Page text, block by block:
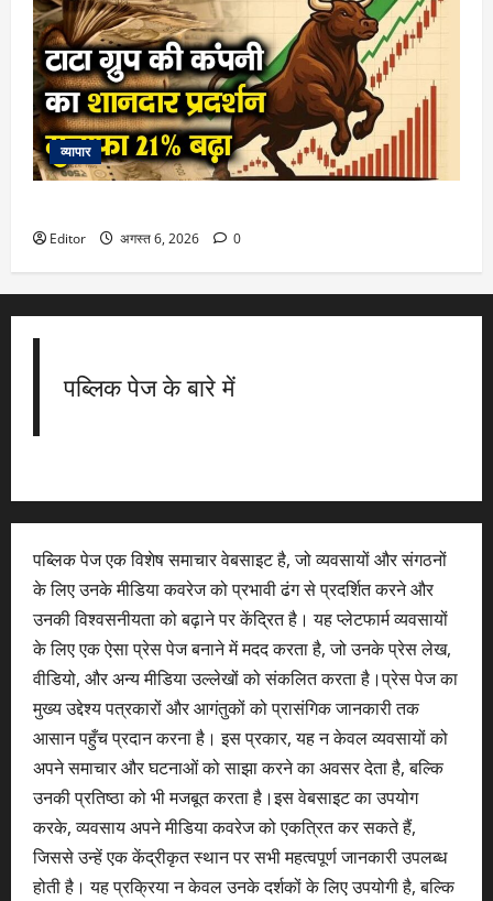
व्यापार
Editor अगस्त 6, 2026 0
पब्लिक पेज के बारे में
पब्लिक पेज एक विशेष समाचार वेबसाइट है, जो व्यवसायों और संगठनों
के लिए उनके मीडिया कवरेज को प्रभावी ढंग से प्रदर्शित करने और
उनकी विश्वसनीयता को बढ़ाने पर केंद्रित है। यह प्लेटफार्म व्यवसायों
के लिए एक ऐसा प्रेस पेज बनाने में मदद करता है, जो उनके प्रेस लेख,
वीडियो, और अन्य मीडिया उल्लेखों को संकलित करता है।प्रेस पेज का
मुख्य उद्देश्य पत्रकारों और आगंतुकों को प्रासंगिक जानकारी तक
आसान पहुँच प्रदान करना है। इस प्रकार, यह न केवल व्यवसायों को
अपने समाचार और घटनाओं को साझा करने का अवसर देता है, बल्कि
उनकी प्रतिष्ठा को भी मजबूत करता है।इस वेबसाइट का उपयोग
करके, व्यवसाय अपने मीडिया कवरेज को एकत्रित कर सकते हैं,
जिससे उन्हें एक केंद्रीकृत स्थान पर सभी महत्वपूर्ण जानकारी उपलब्ध
होती है। यह प्रक्रिया न केवल उनके दर्शकों के लिए उपयोगी है, बल्कि